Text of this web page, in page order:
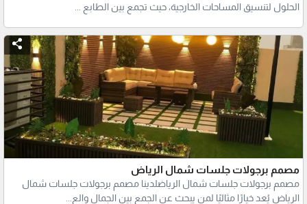
الحلول لتنسيق المساحات الخارجية، حيث تجمع بين الطابع ...
مصمم برجولات جلسات شمال الرياض
مصمم برجولات جلسات شمال الرياضلدينا مصمم برجولات جلسات شمال
الرياض يُعد خيارًا مثاليًا لمن يبحث عن الجمع بين الجمال والع...